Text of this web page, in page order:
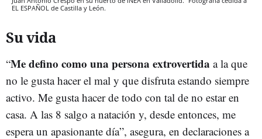
EL ESPAÑOL de Castilla y León.
Su vida
“Me defino como una persona extrovertida a la que
no le gusta hacer el mal y que disfruta estando siempre
activo. Me gusta hacer de todo con tal de no estar en
casa. A las 8 salgo a natación y, desde entonces, me
espera un apasionante día”, asegura, en declaraciones a